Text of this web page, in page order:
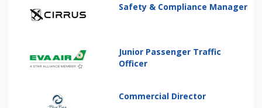
Safety & Compliance Manager
Junior Passenger Traffic
Officer
Commercial Director